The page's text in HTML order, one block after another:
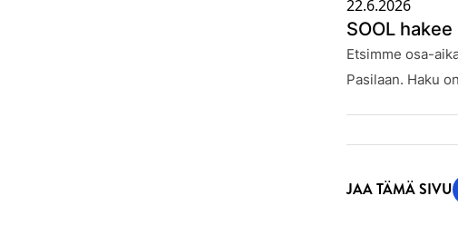
SOOL
Julkaistu:
22.6.2026
Etsimme osa-
Pasilaan. Haku
JAA TÄMÄ SIVU